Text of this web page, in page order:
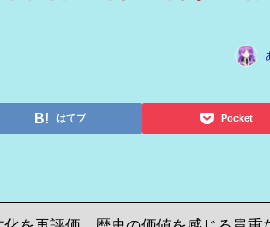
はてブ Pocket